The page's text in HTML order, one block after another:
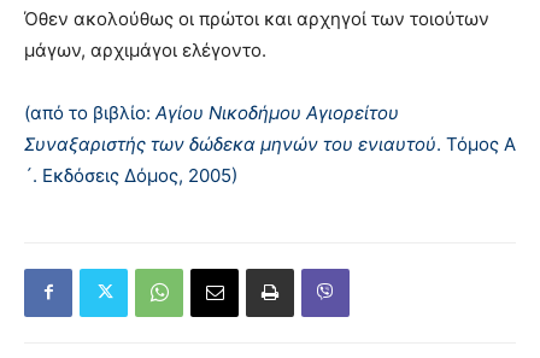
Όθεν ακολούθως οι πρώτοι και αρχηγοί των τοιούτων
μάγων, αρχιμάγοι ελέγοντο.
(από το βιβλίο: Αγίου Νικοδήμου Αγιορείτου
Συναξαριστής των δώδεκα μηνών του ενιαυτού. Τόμος Α
´. Εκδόσεις Δόμος, 2005)